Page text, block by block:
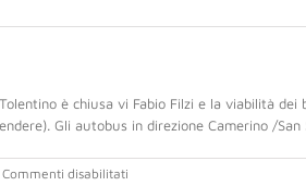
è chiusa vi Fabio Filzi e la viabilità
Gli autobus in direzione Camerino /
Commenti disabilitati